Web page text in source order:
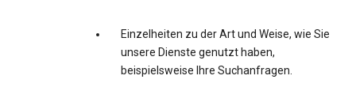
Einzelheiten zu der Art und Weise, wie Sie
unsere Dienste genutzt haben,
beispielsweise Ihre Suchanfragen.